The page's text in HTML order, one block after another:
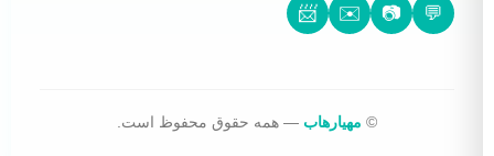
💬
📷
✉️
📨
© مهیارهاب — همه حقوق محفوظ است.